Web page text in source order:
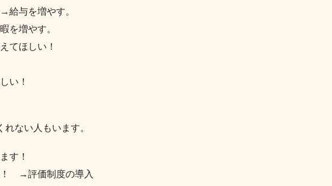
与を増やす。
増やす。
てほしい！
い！
ない人もいます。
す！
→評価制度の導入